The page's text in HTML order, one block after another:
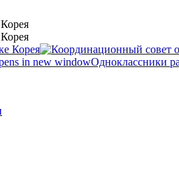
in new windowОдноклассники